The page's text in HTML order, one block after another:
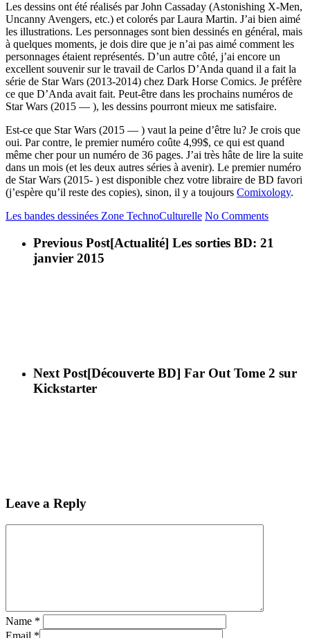
Les dessins ont été réalisés par John Cassaday (Astonishing X-Men,
Uncanny Avengers, etc.) et colorés par Laura Martin. J’ai bien aimé
les illustrations. Les personnages sont bien dessinés en général, mais
à quelques moments, je dois dire que je n’ai pas aimé comment les
personnages étaient représentés. D’un autre côté, j’ai encore un
excellent souvenir sur le travail de Carlos D’Anda quand il a fait la
série de Star Wars (2013-2014) chez Dark Horse Comics. Je préfère
ce que D’Anda avait fait. Peut-être dans les prochains numéros de
Star Wars (2015 — ), les dessins pourront mieux me satisfaire.
Est-ce que Star Wars (2015 — ) vaut la peine d’être lu? Je crois que
oui. Par contre, le premier numéro coûte 4,99$, ce qui est quand
même cher pour un numéro de 36 pages. J’ai très hâte de lire la suite
dans un mois (et les deux autres séries à avenir). Le premier numéro
de Star Wars (2015- ) est disponible chez votre libraire de BD favori
(j’espère qu’il reste des copies), sinon, il y a toujours Comixology.
Les bandes dessinées Zone TechnoCulturelle No Comments
Previous Post[Actualité] Les sorties BD: 21
janvier 2015
Next Post[Découverte BD] Far Out Tome 2 sur
Kickstarter
Leave a Reply
Name *
Email *